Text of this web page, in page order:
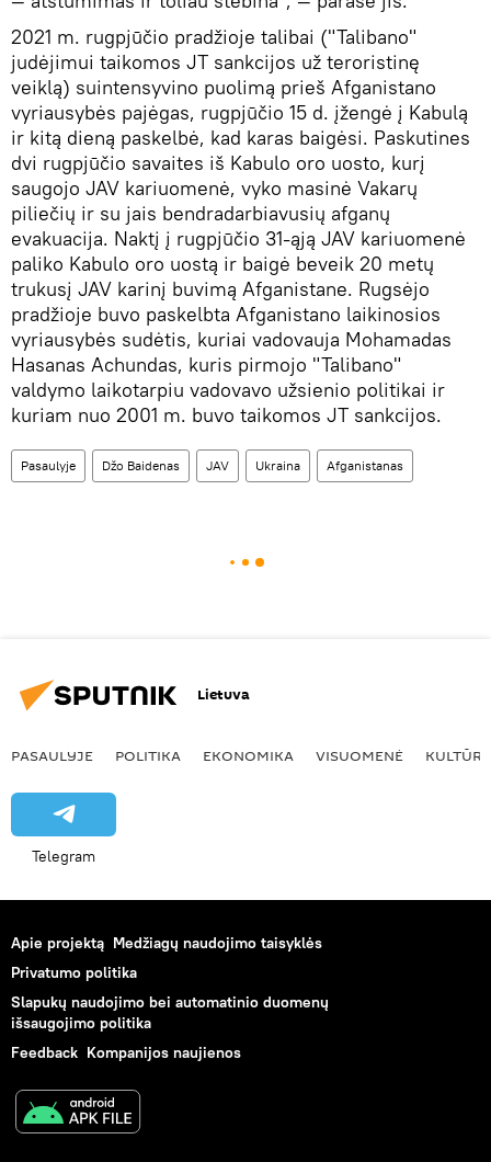
2021 m. rugpjūčio pradžioje talibai ("Talibano"
judėjimui taikomos JT sankcijos už teroristinę
veiklą) suintensyvino puolimą prieš Afganistano
vyriausybės pajėgas, rugpjūčio 15 d. įžengė į Kabulą
ir kitą dieną paskelbė, kad karas baigėsi. Paskutines
dvi rugpjūčio savaites iš Kabulo oro uosto, kurį
saugojo JAV kariuomenė, vyko masinė Vakarų
piliečių ir su jais bendradarbiavusių afganų
evakuacija. Naktį į rugpjūčio 31-ąją JAV kariuomenė
paliko Kabulo oro uostą ir baigė beveik 20 metų
trukusį JAV karinį buvimą Afganistane. Rugsėjo
pradžioje buvo paskelbta Afganistano laikinosios
vyriausybės sudėtis, kuriai vadovauja Mohamadas
Hasanas Achundas, kuris pirmojo "Talibano"
valdymo laikotarpiu vadovavo užsienio politikai ir
kuriam nuo 2001 m. buvo taikomos JT sankcijos.
Pasaulyje Džo Baidenas JAV Ukraina Afganistanas
Lietuva
PASAULYJE POLITIKA EKONOMIKA VISUOMENĖ KULTŪRA
Telegram
Apie projektą Medžiagų naudojimo taisyklės
Privatumo politika
Slapukų naudojimo bei automatinio duomenų
išsaugojimo politika
Feedback Kompanijos naujienos